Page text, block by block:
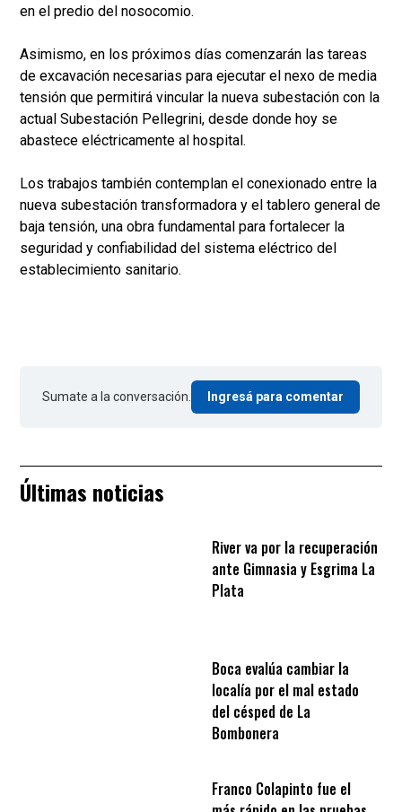
en el predio del nosocomio.
Asimismo, en los próximos días comenzarán las tareas
de excavación necesarias para ejecutar el nexo de media
tensión que permitirá vincular la nueva subestación con la
actual Subestación Pellegrini, desde donde hoy se
abastece eléctricamente al hospital.
Los trabajos también contemplan el conexionado entre la
nueva subestación transformadora y el tablero general de
baja tensión, una obra fundamental para fortalecer la
seguridad y confiabilidad del sistema eléctrico del
establecimiento sanitario.
Sumate a la conversación. Ingresá para comentar
Últimas noticias
River va por la recuperación
ante Gimnasia y Esgrima La
Plata
Boca evalúa cambiar la
localía por el mal estado
del césped de La
Bombonera
Franco Colapinto fue el